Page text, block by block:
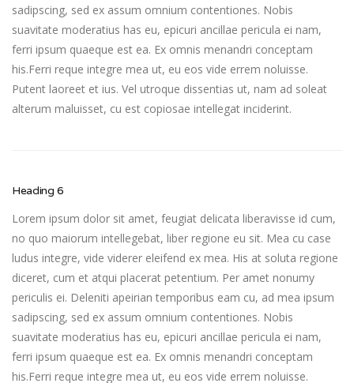
sadipscing, sed ex assum omnium contentiones. Nobis
suavitate moderatius has eu, epicuri ancillae pericula ei nam,
ferri ipsum quaeque est ea. Ex omnis menandri conceptam
his.Ferri reque integre mea ut, eu eos vide errem noluisse.
Putent laoreet et ius. Vel utroque dissentias ut, nam ad soleat
alterum maluisset, cu est copiosae intellegat inciderint.
Heading 6
Lorem ipsum dolor sit amet, feugiat delicata liberavisse id cum,
no quo maiorum intellegebat, liber regione eu sit. Mea cu case
ludus integre, vide viderer eleifend ex mea. His at soluta regione
diceret, cum et atqui placerat petentium. Per amet nonumy
periculis ei. Deleniti apeirian temporibus eam cu, ad mea ipsum
sadipscing, sed ex assum omnium contentiones. Nobis
suavitate moderatius has eu, epicuri ancillae pericula ei nam,
ferri ipsum quaeque est ea. Ex omnis menandri conceptam
his.Ferri reque integre mea ut, eu eos vide errem noluisse.